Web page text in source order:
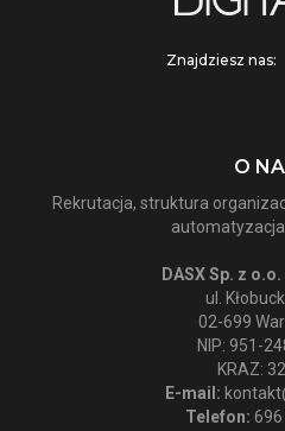
Znajdziesz nas:
O
Rekrutacja, struktura
DASX Sp. z
ul.
02-699
NIP: 951-
KRAZ:
E-mail:
Telefon: